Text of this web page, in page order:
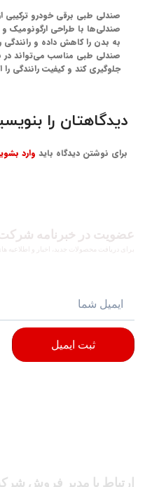
صندلی طبی برقی خودرو ترکیبی
صندلی‌ها با طراحی ارگونومیک
به بدن را کاهش داده و رانندگی
صندلی طبی مناسب می‌تواند در
جلوگیری کند و کیفیت رانندگی
دیدگاهتان را
برای نوشتن دیدگاه باید وارد
عضویت در خبرنامه شرکت
برای دریافت محصولات جدید، اخبار و اطلاعیه
ثبت ایمیل
ارتباط با مدیر فروش